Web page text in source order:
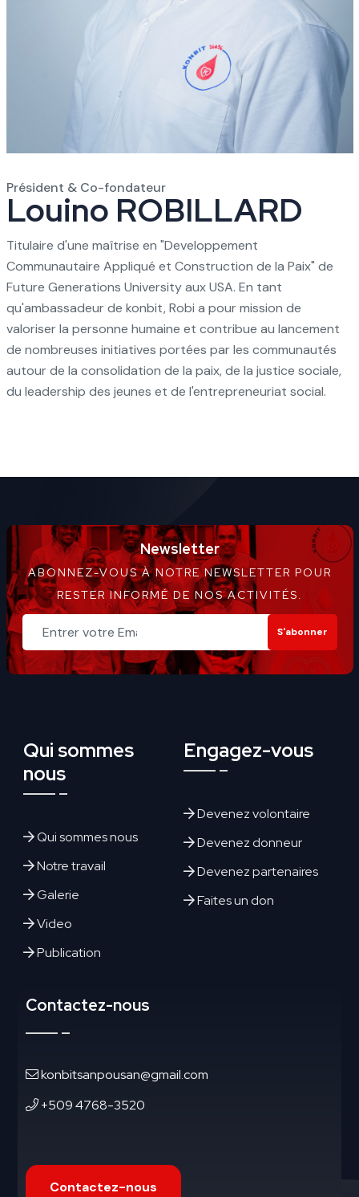
Président & Co-fondateur
Louino ROBILLARD
Titulaire d'une maîtrise en "Developpement
Communautaire Appliqué et Construction de la Paix" de
Future Generations University aux USA. En tant
qu'ambassadeur de konbit, Robi a pour mission de
valoriser la personne humaine et contribue au lancement
de nombreuses initiatives portées par les communautés
autour de la consolidation de la paix, de la justice sociale,
du leadership des jeunes et de l'entrepreneuriat social.
Newsletter
ABONNEZ-VOUS À NOTRE NEWSLETTER POUR
RESTER INFORMÉ DE NOS ACTIVITÉS.
S'abonner
Qui sommes
nous
Qui sommes nous
Notre travail
Galerie
Video
Publication
Engagez-vous
Devenez volontaire
Devenez donneur
Devenez partenaires
Faites un don
Contactez-nous
konbitsanpousan@gmail.com
+509 4768-3520
Contactez-nous